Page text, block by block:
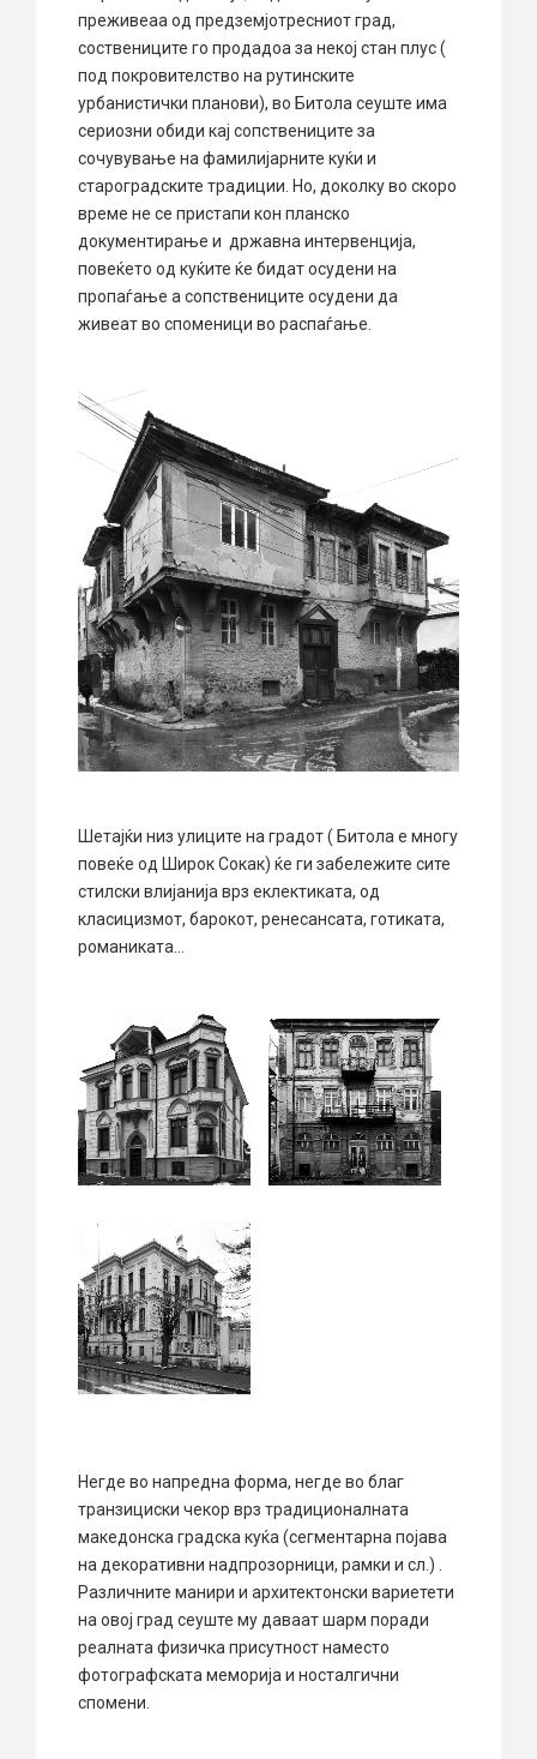
преживеаа од предземјотресниот град,
соствениците го продадоа за некој стан плус (
под покровителство на рутинските
урбанистички планови), во Битола сеуште има
сериозни обиди кај сопствениците за
сочувување на фамилијарните куќи и
староградските традиции. Но, доколку во скоро
време не се пристапи кон планско
документирање и државна интервенција,
повеќето од куќите ќе бидат осудени на
пропаѓање а сопствениците осудени да
живеат во споменици во распаѓање.
Шетајќи низ улиците на градот ( Битола е многу
повеќе од Широк Сокак) ќе ги забележите сите
стилски влијанија врз еклектиката, од
класицизмот, барокот, ренесансата, готиката,
романиката…
Негде во напредна форма, негде во благ
транзициски чекор врз традиционалната
македонска градска куќа (сегментарна појава
на декоративни надпрозорници, рамки и сл.) .
Различните манири и архитектонски вариетети
на овој град сеуште му даваат шарм поради
реалната физичка присутност наместо
фотографската меморија и носталгични
спомени.